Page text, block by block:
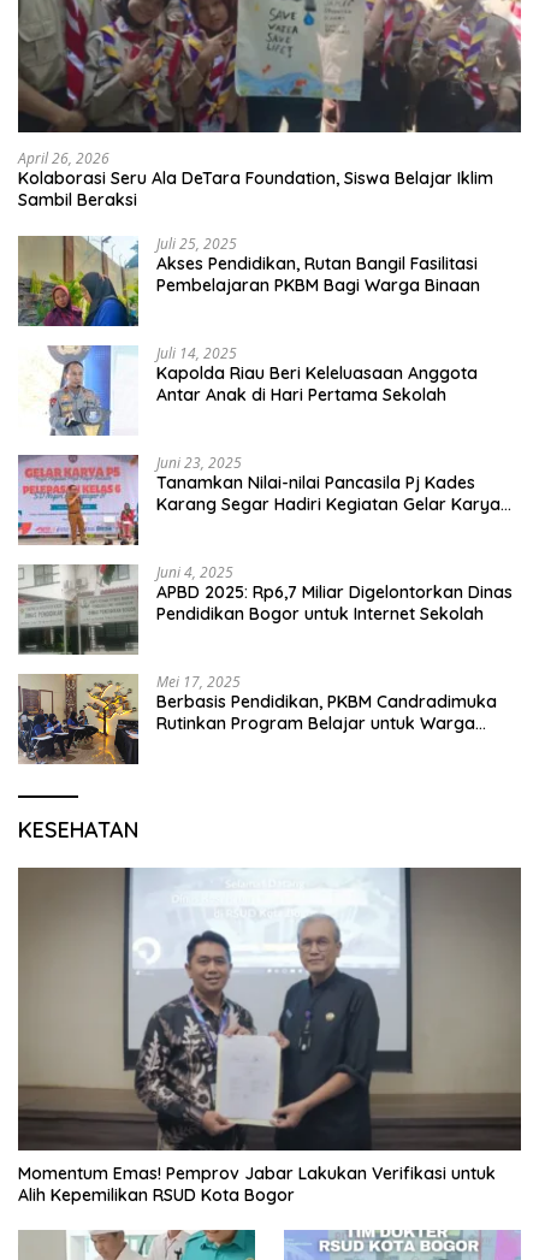
April 26, 2026
Kolaborasi Seru Ala DeTara Foundation, Siswa Belajar Iklim
Sambil Beraksi
Juli 25, 2025
Akses Pendidikan, Rutan Bangil Fasilitasi
Pembelajaran PKBM Bagi Warga Binaan
Juli 14, 2025
Kapolda Riau Beri Keleluasaan Anggota
Antar Anak di Hari Pertama Sekolah
Juni 23, 2025
Tanamkan Nilai-nilai Pancasila Pj Kades
Karang Segar Hadiri Kegiatan Gelar Karya
Juni 4, 2025
APBD 2025: Rp6,7 Miliar Digelontorkan Dinas
Pendidikan Bogor untuk Internet Sekolah
Mei 17, 2025
Berbasis Pendidikan, PKBM Candradimuka
Rutinkan Program Belajar untuk Warga
KESEHATAN
Momentum Emas! Pemprov Jabar Lakukan Verifikasi untuk
Alih Kepemilikan RSUD Kota Bogor